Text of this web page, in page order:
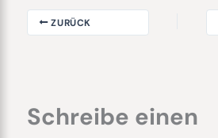
ZURÜCK
Schreibe einen